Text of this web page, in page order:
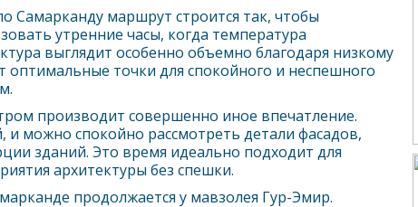
Самарканду маршрут строится так, чтобы
утренние часы, когда температура
выглядит особенно объемно благодаря низкому
оптимальные точки для спокойного и неспешного
производит совершенно иное впечатление.
можно спокойно рассмотреть детали фасадов,
зданий. Это время идеально подходит для
архитектуры без спешки.
е продолжается у мавзолея Гур-Эмир.